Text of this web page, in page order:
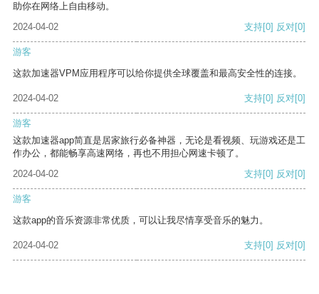
助你在网络上自由移动。
2024-04-02
支持[0] 反对[0]
游客
这款加速器VPM应用程序可以给你提供全球覆盖和最高安全性的连接。
2024-04-02 支持[0] 反对[0]
游客
这款加速器app简直是居家旅行必备神器，无论是看视频、玩游戏还是工
作办公，都能畅享高速网络，再也不用担心网速卡顿了。
2024-04-02
支持[0] 反对[0]
游客
这款app的音乐资源非常优质，可以让我尽情享受音乐的魅力。
2024-04-02 支持[0] 反对[0]